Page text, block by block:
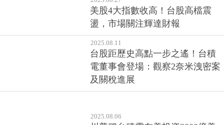
美股4大指數收高！台股高檔震
盪，市場關注輝達財報
2025.08.11
台股距歷史高點一步之遙！台積
電董事會登場：觀察2奈米洩密案
及關稅進展
2025.08.06